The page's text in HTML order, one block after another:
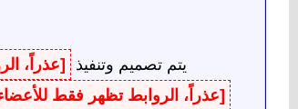
يتم تصميم وتنفيذ [عذراً،
[عذراً، الروابط تظهر فقط